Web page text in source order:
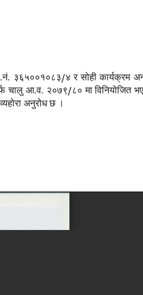
३६५००१०८३/४ र सोही कार्यक्रम
चालु आ.व. २०७९/८० मा विनियोजित
अनुरोध छ ।